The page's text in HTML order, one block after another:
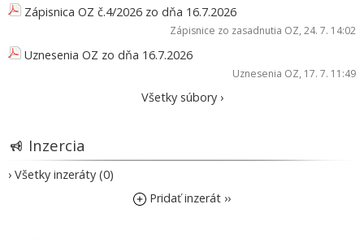
Zápisnica OZ č.4/2026 zo dňa 16.7.2026
Zápisnice zo zasadnutia OZ, 24. 7. 14:02
Uznesenia OZ zo dňa 16.7.2026
Uznesenia OZ, 17. 7. 11:49
Všetky súbory ›
Inzercia
› Všetky inzeráty (0)
Pridať inzerát ››